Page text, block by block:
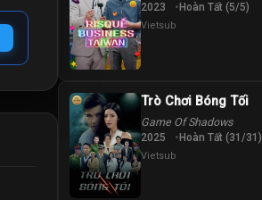
2023 Hoàn Tất (5/5)
Vietsub
Trò Chơi Bóng Tối
Game Of Shadows
2025 Hoàn Tất (31/31)
Vietsub